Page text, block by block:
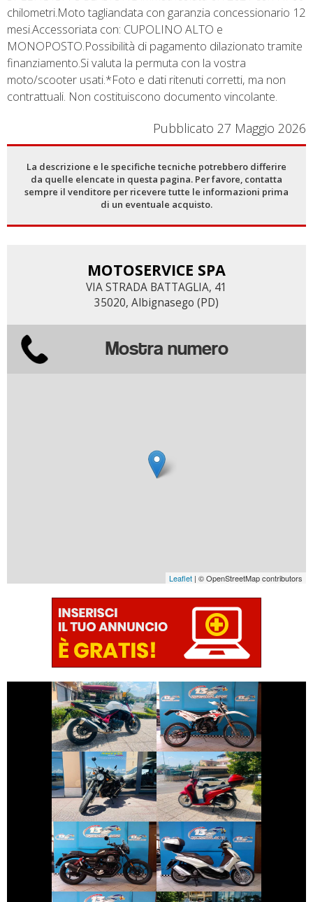
chilometri.Moto tagliandata con garanzia concessionario 12
mesi.Accessoriata con: CUPOLINO ALTO e
MONOPOSTO.Possibilità di pagamento dilazionato tramite
finanziamento.Si valuta la permuta con la vostra
moto/scooter usati.*Foto e dati ritenuti corretti, ma non
contrattuali. Non costituiscono documento vincolante.
Pubblicato 27 Maggio 2026
La descrizione e le specifiche tecniche potrebbero differire
da quelle elencate in questa pagina. Per favore, contatta
sempre il venditore per ricevere tutte le informazioni prima
di un eventuale acquisto.
MOTOSERVICE SPA
VIA STRADA BATTAGLIA, 41
35020, Albignasego (PD)
Mostra numero
Leaflet | © OpenStreetMap contributors
HONDA HORNET
€ 5.990 €
BETAMOTOR
ENDURO
€ 1.990 €
SWM GRAN-
MILANO
€ 2.350 €
HONDA SH
€ 2.490 €
MOTO-GUZZI V7
€ 8.190 €
PIAGGIO
BEVERLY
€ 2.990 €
€ 3.490 € € 5.590 €